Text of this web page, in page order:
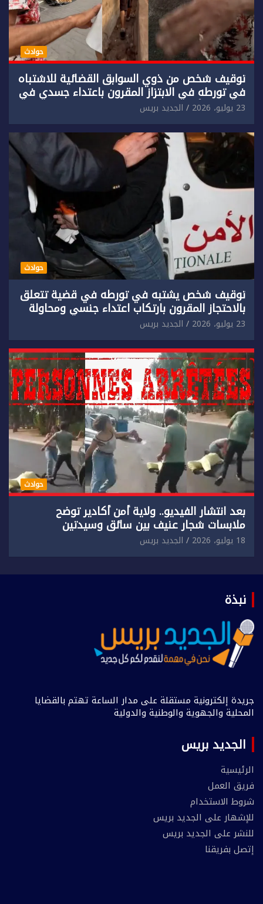
حوادث
توقيف شخص من ذوي السوابق القضائية للاشتباه
في تورطه في الابتزاز المقرون باعتداء جسدي في
حق سائح أجنبي.
23 يوليو، 2026 الجديد بريس
حوادث
توقيف شخص يشتبه في تورطه في قضية تتعلق
بالاحتجاز المقرون بارتكاب اعتداء جنسي ومحاولة
إضرام النار عمدا.
23 يوليو، 2026 الجديد بريس
حوادث
بعد انتشار الفيديو.. ولاية أمن أكادير توضح
ملابسات شجار عنيف بين سائق وسيدتين
18 يوليو، 2026 الجديد بريس
نبذة
جريدة إلكترونية مستقلة على مدار الساعة تهتم بالقضايا
المحلية والجهوية والوطنية والدولية
الجديد بريس
الرئيسية
فريق العمل
شروط الاستخدام
للإشهار على الجديد بريس
للنشر على الجديد بريس
إتصل بفريقنا